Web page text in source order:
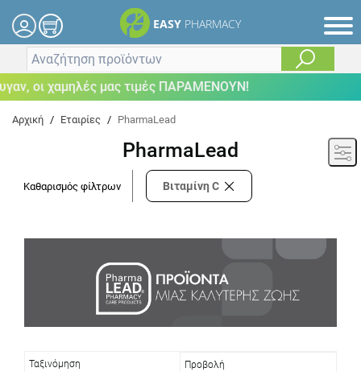
EASY PHARMACY
οι χαμηλές μας τιμές ΠΑΡΑΜΕΝΟΥΝ!
Αρχική / Εταιρίες / PharmaLead
PharmaLead
Καθαρισμός φίλτρων Βιταμίνη C
Ταξινόμηση Προβολή